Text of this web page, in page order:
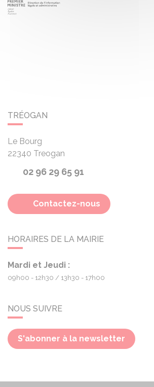
TRÉOGAN
Le Bourg
22340 Treogan
02 96 29 65 91
Contactez-nous
HORAIRES DE LA MAIRIE
Mardi et Jeudi :
09h00 - 12h30 13h30 - 17h00
NOUS SUIVRE
S'abonner à la newsletter